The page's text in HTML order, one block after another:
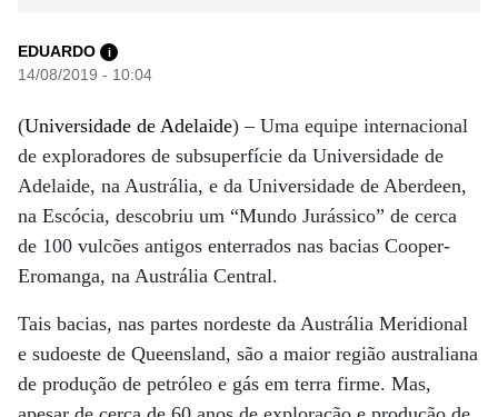
EDUARDO i
14/08/2019 - 10:04
(Universidade de Adelaide) – Uma equipe internacional
de exploradores de subsuperfície da Universidade de
Adelaide, na Austrália, e da Universidade de Aberdeen,
na Escócia, descobriu um “Mundo Jurássico” de cerca
de 100 vulcões antigos enterrados nas bacias Cooper-
Eromanga, na Austrália Central.
Tais bacias, nas partes nordeste da Austrália Meridional
e sudoeste de Queensland, são a maior região australiana
de produção de petróleo e gás em terra firme. Mas,